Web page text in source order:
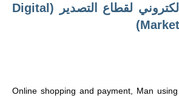
9 – التسويق الإلكتروني لقطاع التصدير (Digital
Online shopping and payment, Man